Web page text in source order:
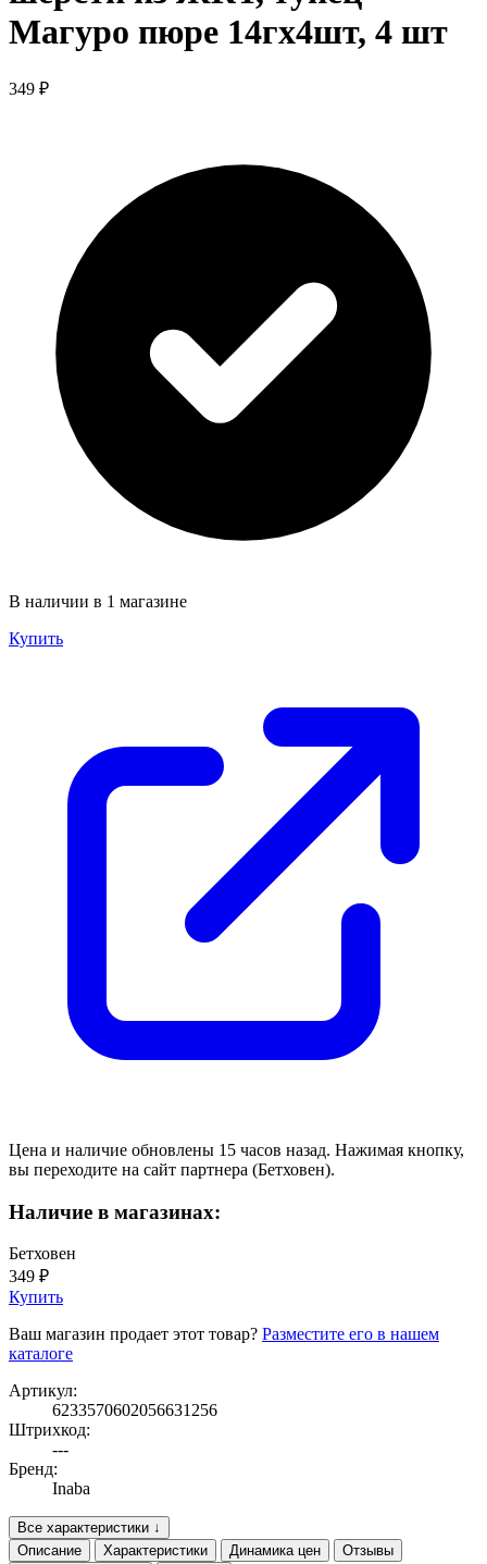
Магуро пюре 14гх4шт, 4 шт
349 ₽
В наличии в 1 магазине
Купить
Цена и наличие обновлены 15 часов назад. Нажимая кнопку,
вы переходите на сайт партнера (Бетховен).
Наличие в магазинах:
Бетховен
349 ₽
Купить
Ваш магазин продает этот товар? Разместите его в нашем
каталоге
Артикул:
6233570602056631256
Штрихкод:
---
Бренд:
Inaba
Все характеристики ↓
Описание
Характеристики Динамика цен
Отзывы